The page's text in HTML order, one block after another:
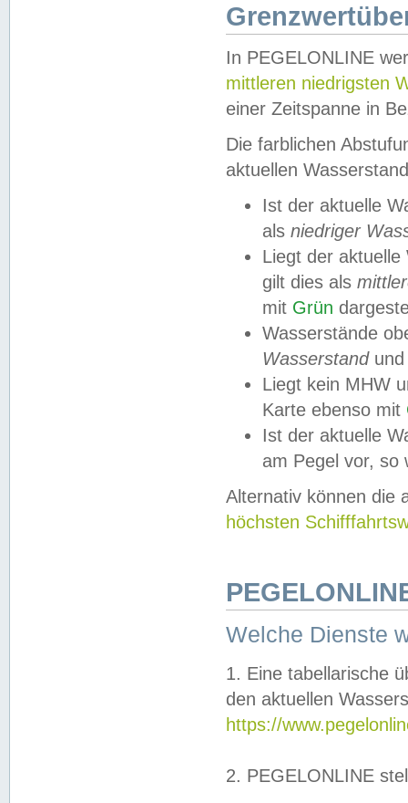
In PEGELONLINE
mittleren niedrigsten
einer Zeitspanne in
Die farblichen
aktuellen
Ist der aktuelle
als niedriger
Liegt der
gilt dies als
mit Grün
Wasserstände
Wasserstandund
Liegt kein MHW
Karte ebenso mit
Ist der aktuelle
am Pegel vor,
Alternativ können die
höchsten
Welche Dienste
1. Eine tabellarische
den aktuellen
https://
2. PEGELONLINE